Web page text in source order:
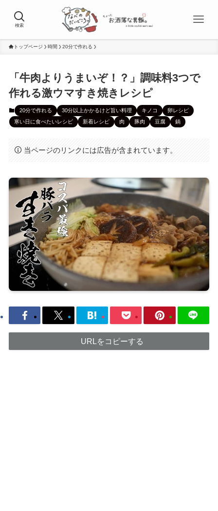
検索
トップページ 時間 20分で作れる
「牛肉よりうまいぞ！？」調味料3つで
作れる激ウマすき焼きレシピ
20分で作れる 30分以上かかるけど旨い料理 キノコ
卵レシピ
寒い日に食べたいレシピ
新着レシピ 肉 豚肉 豆腐 鍋
当ページのリンクには広告が含まれています。
URLをコピーする